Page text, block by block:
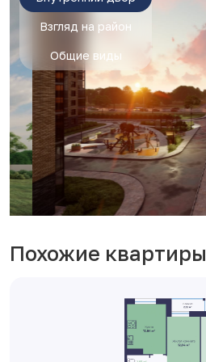
Взгляд на район
Общие виды
Похожие квартиры